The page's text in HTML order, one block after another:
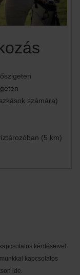
számára)
(5 km)
kérdéseivel
kapcsolatos
ide.